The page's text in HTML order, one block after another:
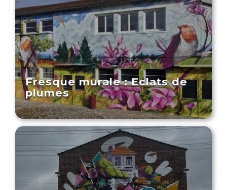
Fresque murale : Eclats de
plumes